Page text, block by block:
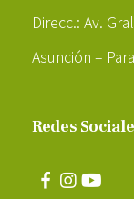
Direcc.: Av.
Asunción –
Redes